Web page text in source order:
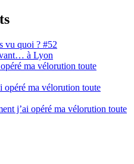
vu quoi ? #52
à Lyon
ma vélorution toute
opéré ma vélorution toute
j’ai opéré ma vélorution toute